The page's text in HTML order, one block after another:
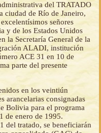
del TRATADO
ciudad de Río de Janeiro,
señores
y de los Estados Unidos
la Secretaría General de la
ALADI, institución
ACE 31 en 10 de
parte del presente
en los veintiún
arancelarias consignadas
Bolivia para el programa
de enero de 1995.
del tratado, se beneficiarán